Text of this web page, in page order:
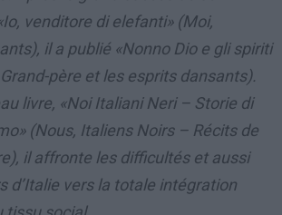
venditore di elefanti» (Moi,
il a publié «Nonno Dio e gli spiriti
père et les esprits dansants).
livre, «Noi Italiani Neri – Storie di
(Nous, Italiens Noirs – Récits de
il affronte les difficultés et aussi
d’Italie vers la totale intégration